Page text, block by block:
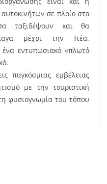
σε πλοίο στο
ταξιδέψουν και θα
μέχρι την Ιτέα,
εντυπωσιακό «πλωτό
παγκόσμιας εμβέλειας
με την τουριστική
φυσιογνωμία του τόπου